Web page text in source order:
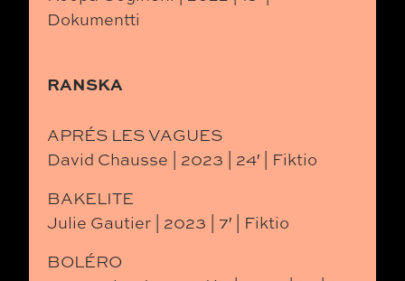
Dokumentti
RANSKA
APRÉS LES VAGUES
David Chausse | 2023 | 24′ | Fiktio
BAKELITE
Julie Gautier | 2023 | 7′ | Fiktio
BOLÉRO